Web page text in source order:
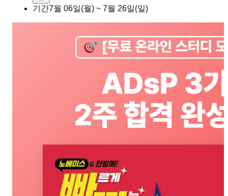
기간7월 06일(월) ~ 7월 26일(일)